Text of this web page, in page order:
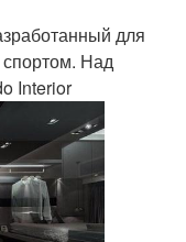
для
Над
Interior